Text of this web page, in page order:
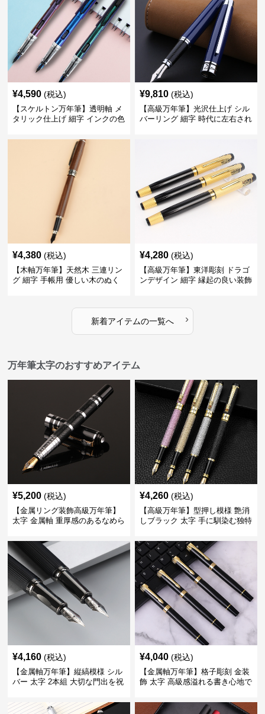
¥4,590 (税込)
【スケルトン万年筆】透明軸 メ
タリック仕上げ 細字 インクの色
する
¥9,810 (税込)
【高級万年筆】光沢仕上げ シル
バーリング 細字 時代に左右され
¥4,380 (税込)
【木軸万年筆】天然木 三連リン
グ 細字 手帳用 優しい木のぬく
¥4,280 (税込)
【高級万年筆】東洋彫刻 ドラゴ
ンデザイン 細字 縁起の良い装飾
新着アイテムの一覧へ ›
万年筆太字のおすすめアイテム
¥5,200 (税込)
【金属リング装飾高級万年筆】
太字 金属軸 重厚感のあるなめら
きに最適
¥4,260 (税込)
【高級万年筆】型押し模様 艶消
しブラック 太字 手に馴染む独特
くい
¥4,160 (税込)
【金属軸万年筆】縦縞模様 シル
バー 太字 2本組 大切な門出を祝
ト
¥4,040 (税込)
【金属軸万年筆】格子彫刻 金装
飾 太字 高級感溢れる書き心地で